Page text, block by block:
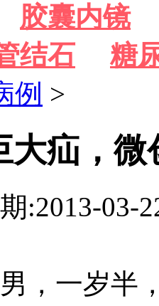
胶囊内镜
结石
糖
例 >
大疝，
:2013-03-
，一岁半